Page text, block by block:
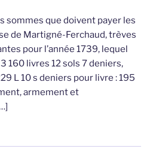
sommes que doivent payer les
de Martigné-Ferchaud, trèves
pour l’année 1739, lequel
160 livres 12 sols 7 deniers,
L 10 s deniers pour livre : 195
armement et